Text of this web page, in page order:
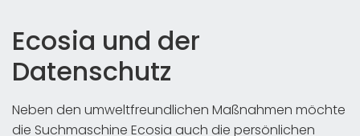
Ecosia und der
Datenschutz
Neben den umweltfreundlichen Maßnahmen möchte
die Suchmaschine Ecosia auch die persönlichen